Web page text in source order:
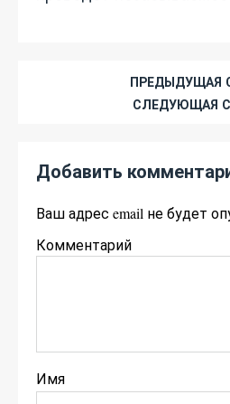
ПРЕДЫДУЩАЯ
СЛЕДУЮЩАЯ
Добавить
Ваш адрес email не будет
Комментарий
Имя